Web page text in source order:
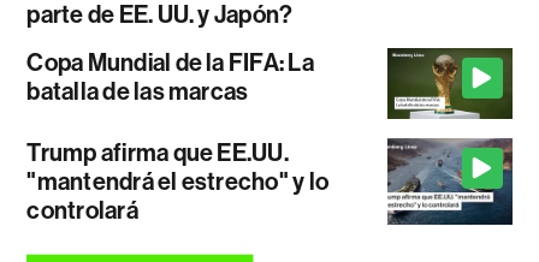
parte de EE. UU. y Japón?
Copa Mundial de la FIFA: La
batalla de las marcas
Trump afirma que EE.UU.
"mantendrá el estrecho" y lo
controlará